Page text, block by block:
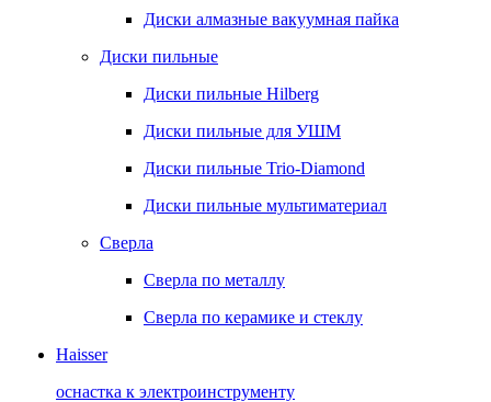
Диски алмазные вакуумная пайка
Диски пильные
Диски пильные Hilberg
Диски пильные для УШМ
Диски пильные Trio-Diamond
Диски пильные мультиматериал
Сверла
Сверла по металлу
Сверла по керамике и стеклу
Haisser
оснастка к электроинструменту